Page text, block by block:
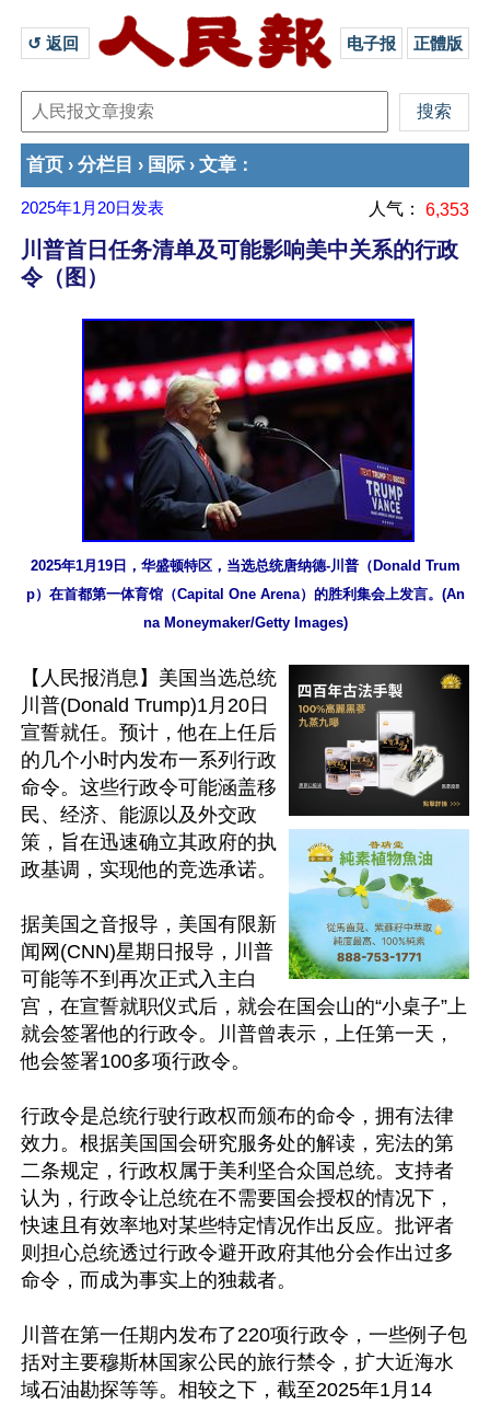
↺ 返回 电子报 正體版
首页 › 分栏目 › 国际 › 文章 ：
2025年1月20日 发表 人气： 6,353
川普首日任务清单及可能影响美中关系的行政
令（图）
2025年1月19日，华盛顿特区，当选总统唐纳德-川普（Donald Trum
p）在首都第一体育馆（Capital One Arena）的胜利集会上发言。(An
na Moneymaker/Getty Images)
【人民报消息】美国当选总统
川普(Donald Trump)1月20日
宣誓就任。预计，他在上任后
的几个小时内发布一系列行政
命令。这些行政令可能涵盖移
民、经济、能源以及外交政
策，旨在迅速确立其政府的执
政基调，实现他的竞选承诺。
据美国之音报导，美国有限新
闻网(CNN)星期日报导，川普
可能等不到再次正式入主白
宫，在宣誓就职仪式后，就会在国会山的“小桌子”上
就会签署他的行政令。川普曾表示，上任第一天，
他会签署100多项行政令。
行政令是总统行驶行政权而颁布的命令，拥有法律
效力。根据美国国会研究服务处的解读，宪法的第
二条规定，行政权属于美利坚合众国总统。支持者
认为，行政令让总统在不需要国会授权的情况下，
快速且有效率地对某些特定情况作出反应。批评者
则担心总统透过行政令避开政府其他分会作出过多
命令，而成为事实上的独裁者。
川普在第一任期内发布了220项行政令，一些例子包
括对主要穆斯林国家公民的旅行禁令，扩大近海水
域石油勘探等等。相较之下，截至2025年1月14